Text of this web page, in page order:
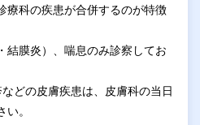
療科の疾患が合併するのが特徴
結膜炎）、喘息のみ診察してお
どの皮膚疾患は、皮膚科の当日
。